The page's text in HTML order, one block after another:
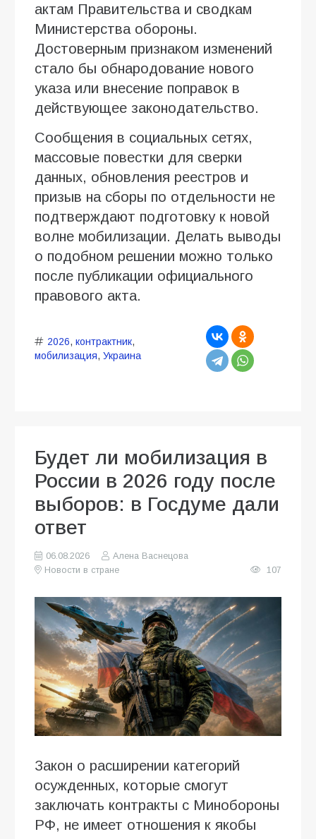
актам Правительства и сводкам
Министерства обороны.
Достоверным признаком изменений
стало бы обнародование нового
указа или внесение поправок в
действующее законодательство.
Сообщения в социальных сетях,
массовые повестки для сверки
данных, обновления реестров и
призыв на сборы по отдельности не
подтверждают подготовку к новой
волне мобилизации. Делать выводы
о подобном решении можно только
после публикации официального
правового акта.
2026, контрактник,
мобилизация, Украина
Будет ли мобилизация в
России в 2026 году после
выборов: в Госдуме дали
ответ
06.08.2026
Алена Васнецова
Новости в стране
107
Закон о расширении категорий
осужденных, которые смогут
заключать контракты с Минобороны
РФ, не имеет отношения к якобы